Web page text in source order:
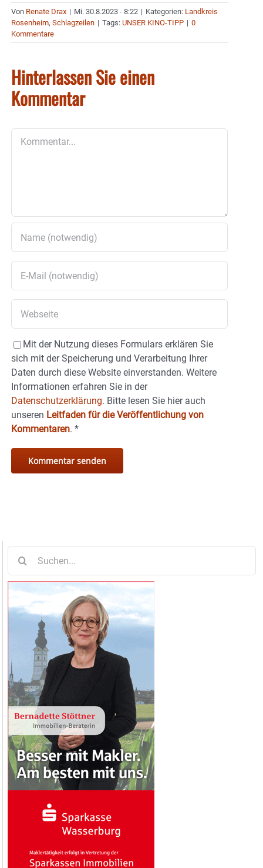
Von Renate Drax | Mi. 30.8.2023 - 8:22 | Kategorien: Landkreis
Rosenheim, Schlagzeilen | Tags: UNSER KINO-TIPP | 0
Kommentare
Hinterlassen Sie einen
Kommentar
Mit der Nutzung dieses Formulars erklären Sie
sich mit der Speicherung und Verarbeitung Ihrer
Daten durch diese Website einverstanden. Weitere
Informationen erfahren Sie in der
Datenschutzerklärung. Bitte lesen Sie hier auch
unseren Leitfaden für die Veröffentlichung von
Kommentaren. *
nach: